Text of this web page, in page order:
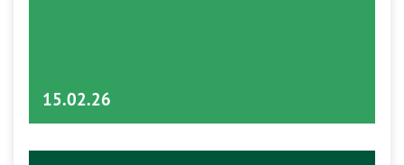
15.02.26